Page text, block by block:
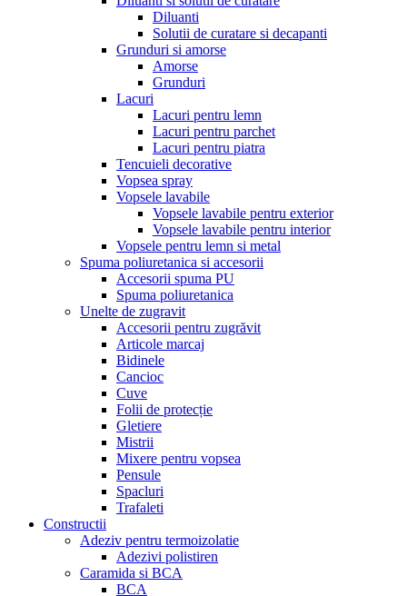
Diluanti
Solutii de curatare si decapanti
Grunduri si amorse
Amorse
Grunduri
Lacuri
Lacuri pentru lemn
Lacuri pentru parchet
Lacuri pentru piatra
Tencuieli decorative
Vopsea spray
Vopsele lavabile
Vopsele lavabile pentru exterior
Vopsele lavabile pentru interior
Vopsele pentru lemn si metal
Spuma poliuretanica si accesorii
Accesorii spuma PU
Spuma poliuretanica
Unelte de zugravit
Accesorii pentru zugrăvit
Articole marcaj
Bidinele
Cancioc
Cuve
Folii de protecție
Gletiere
Mistrii
Mixere pentru vopsea
Pensule
Spacluri
Trafaleti
Constructii
Adeziv pentru termoizolatie
Adezivi polistiren
Caramida si BCA
BCA